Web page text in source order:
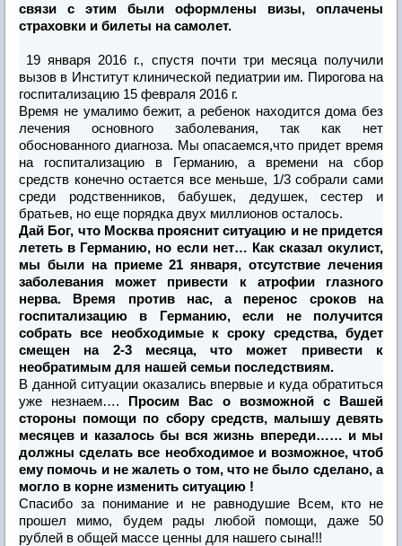
связи с этим были оформлены
визы, оплачены
страховки и билеты на самолет.
19 января 2016 г., спустя почти три месяца получили
вызов в Институт клинической педиатрии им. Пирогова на
госпитализацию 15 февраля 2016 г.
Время не умалимо бежит, а ребенок находится дома без
лечения основного заболевания, так как нет
обоснованного диагноза. Мы опасаемся,что придет время
на госпитализацию в Германию, а времени на сбор
средств конечно остается все меньше, 1/3 собрали сами
среди родственников, бабушек, дедушек, сестер и
братьев, но еще порядка двух миллионов осталось.
Дай Бог, что Москва прояснит ситуацию и не придется
лететь в Германию, но если нет… Как сказал окулист,
мы были на приеме 21 января, отсутствие лечения
заболевания может привести к атрофии глазного
нерва. Время против нас, а перенос сроков на
госпитализацию в Германию, если не получится
собрать все необходимые к сроку средства, будет
смещен на 2-3 месяца, что может привести к
необратимым для нашей семьи последствиям.
В данной ситуации оказались впервые и куда обратиться
уже незнаем…. Просим Вас о возможной с Вашей
стороны помощи по сбору средств, малышу девять
месяцев и казалось бы вся жизнь впереди…… и мы
должны сделать все необходимое и возможное, чтоб
ему помочь и не жалеть о том, что не было сделано, а
могло в корне изменить ситуацию !
Спасибо за понимание и не равнодушие Всем, кто не
прошел мимо, будем рады любой помощи, даже 50
рублей в общей массе ценны для нашего сына!!!